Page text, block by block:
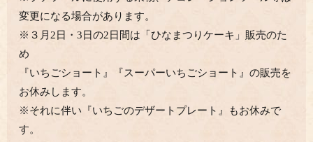
変更になる場合があります。
※３月2日・3日の2日間は「ひなまつりケーキ」販売のた
め
『いちごショート』『スーパーいちごショート』の販売を
お休みします。
※それに伴い『いちごのデザートプレート』もお休みで
す。